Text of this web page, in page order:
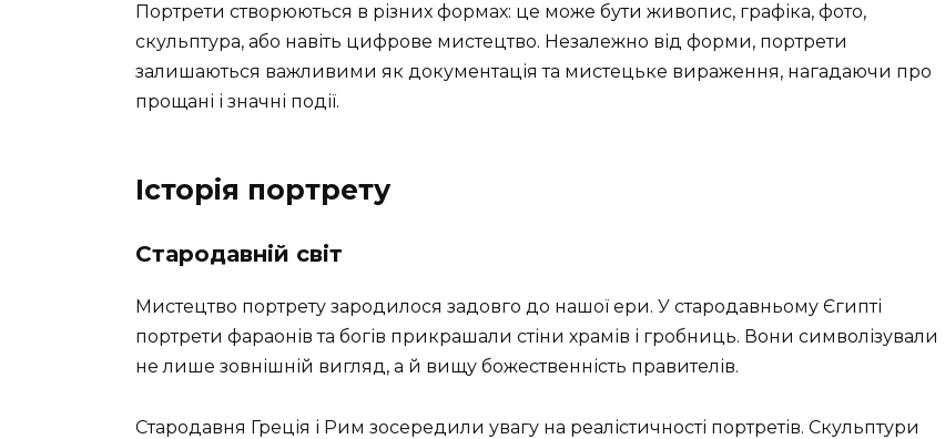
Портрети створюються в різних формах: це може бути живопис, графіка, фото,
скульптура, або навіть цифрове мистецтво. Незалежно від форми, портрети
залишаються важливими як документація та мистецьке вираження, нагадаючи про
прощані і значні події.
Історія портрету
Стародавній світ
Мистецтво портрету зародилося задовго до нашої ери. У стародавньому Єгипті
портрети фараонів та богів прикрашали стіни храмів і гробниць. Вони символізували
не лише зовнішній вигляд, а й вищу божественність правителів.
Стародавня Греція і Рим зосередили увагу на реалістичності портретів. Скульптури